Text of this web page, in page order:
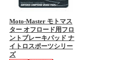
Moto-Master モトマス
ター オフロード用フロ
ントブレーキパッド ナ
イトロスポーツシリー
ズ